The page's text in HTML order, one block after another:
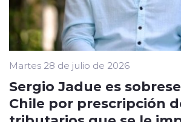
Martes 28 de julio de 2026
Sergio Jadue es
Chile por prescripción